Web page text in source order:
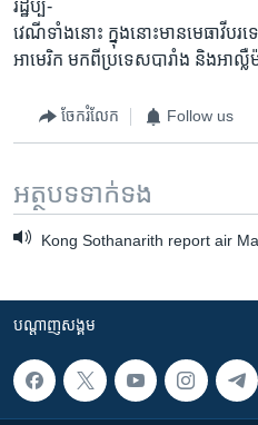
រដ្ឋប្ប-
វេណីទាំងនោះ ក្នុងនោះមានមេធាវី
អាមេរិក មកពីប្រទេសបារាំង និងអាល្
ចែករំលែក Follow us
អត្ថបទ​ទាក់ទង
Kong Sothanarith report air
បណ្តាញ​សង្គម